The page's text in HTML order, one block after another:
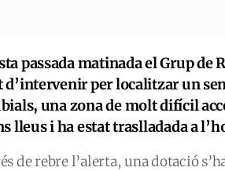
passada matinada el Grup de
d’intervenir per localitzar un
una zona de molt difícil
lleus i ha estat traslladada a
de rebre l’alerta, una dotació